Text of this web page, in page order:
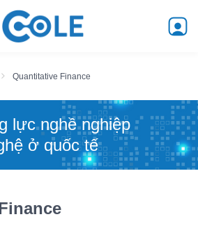
Quantitative Finance
lực nghề nghiệp
ở quốc tế